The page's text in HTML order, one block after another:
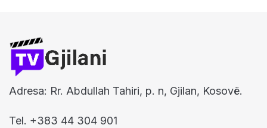
Adresa: Rr. Abdullah Tahiri, p. n, Gjilan, Kosovë.
Tel. +383 44 304 901